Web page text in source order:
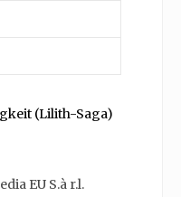
(Lilith-Saga)
EU S.à r.l.